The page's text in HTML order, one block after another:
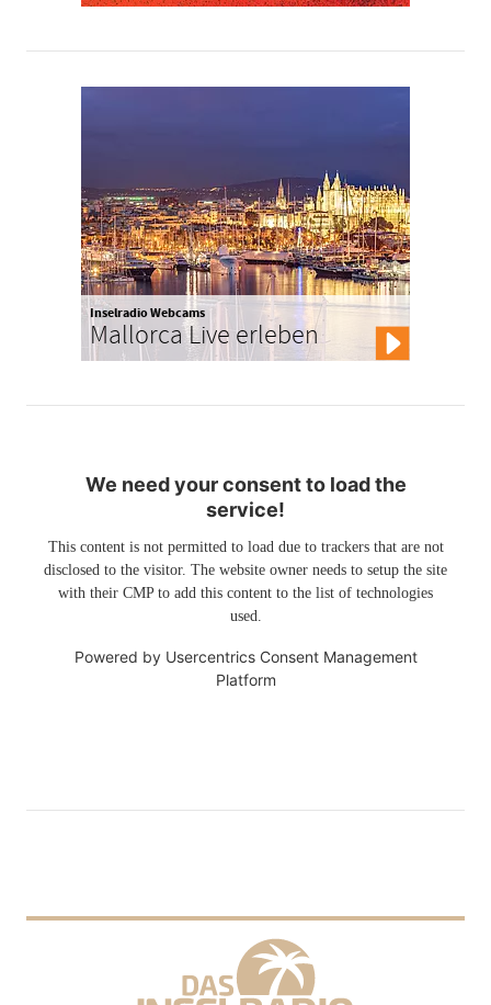
Inselradio Webcams
Mallorca Live erleben
We need your consent to load the
service!
This content is not permitted to load due to trackers that are not
disclosed to the visitor. The website owner needs to setup the site
with their CMP to add this content to the list of technologies
used.
Powered by Usercentrics Consent Management
Platform